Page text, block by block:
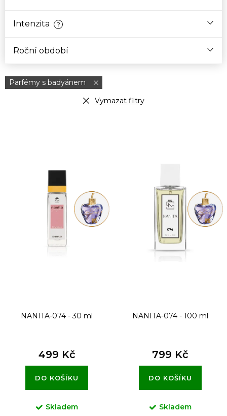
Intenzita ?
Roční období
Parfémy s badyánem
Vymazat filtry
NANITA-074 - 30 ml
499 Kč
DO KOŠÍKU
Skladem
NANITA-074 - 100 ml
799 Kč
DO KOŠÍKU
Skladem